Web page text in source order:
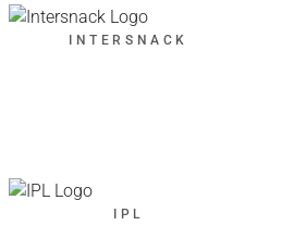
INTERSNACK
IPL